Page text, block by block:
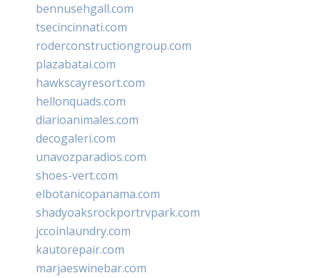
bennusehgall.com
tsecincinnati.com
roderconstructiongroup.com
plazabatai.com
hawkscayresort.com
hellonquads.com
diarioanimales.com
decogaleri.com
unavozparadios.com
shoes-vert.com
elbotanicopanama.com
shadyoaksrockportrvpark.com
jccoinlaundry.com
kautorepair.com
marjaeswinebar.com